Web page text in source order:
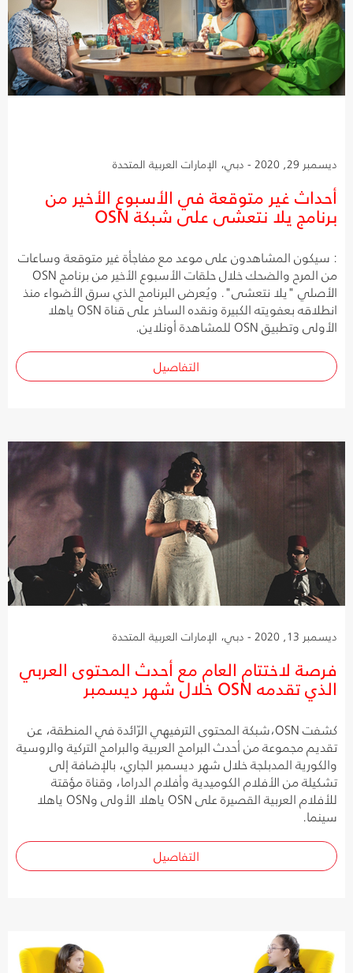
ديسمبر 29, 2020 - دبي، الإمارات العربية المتحدة
أحداث غير متوقعة في الأسبوع الأخير من
برنامج يلا نتعشى على شبكة OSN
: سيكون المشاهدون على موعد مع مفاجأة غير متوقعة وساعات
من المرح والضحك خلال حلقات الأسبوع الأخير من برنامج OSN
الأصلي "يلا نتعشى". ويُعرض البرنامج الذي سرق الأضواء منذ
انطلاقه بعفويته الكبيرة ونقده الساخر على قناة OSN ياهلا
الأولى وتطبيق OSN للمشاهدة أونلاين.
التفاصيل
ديسمبر 13, 2020 - دبي، الإمارات العربية المتحدة
فرصة لاختتام العام مع أحدث المحتوى العربي
الذي تقدمه OSN خلال شهر ديسمبر
كشفت OSN،شبكة المحتوى الترفيهي الرّائدة في المنطقة، عن
تقديم مجموعة من أحدث البرامج العربية والبرامج التركية والروسية
والكورية المدبلجة خلال شهر ديسمبر الجاري، بالإضافة إلى
تشكيلة من الأفلام الكوميدية وأفلام الدراما، وقناة مؤقتة
للأفلام العربية القصيرة على OSN ياهلا الأولى وOSN ياهلا
سينما.
التفاصيل